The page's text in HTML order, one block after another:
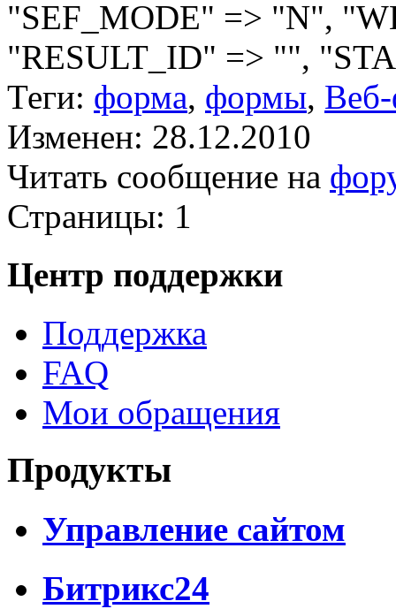
"SEF_MODE" => "N",
"RESULT_ID" => "",
Теги: форма, формы,
Изменен: 28.12.2010
Читать сообщение на
Страницы: 1
Центр поддержки
Поддержка
FAQ
Мои обращения
Продукты
Управление сайтом
Битрикс24